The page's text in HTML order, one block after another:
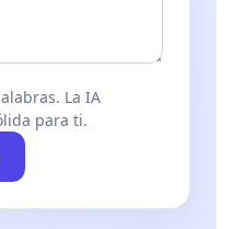
La IA
para ti.